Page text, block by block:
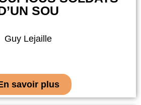
SOU
Guy Lejaille
savoir plus